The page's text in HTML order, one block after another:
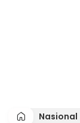
Nasional